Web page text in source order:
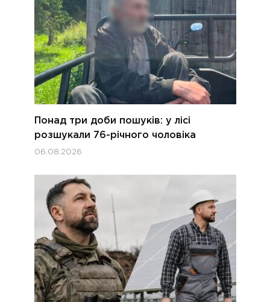
Понад три доби пошуків: у лісі
розшукали 76-річного чоловіка
06.08.2026